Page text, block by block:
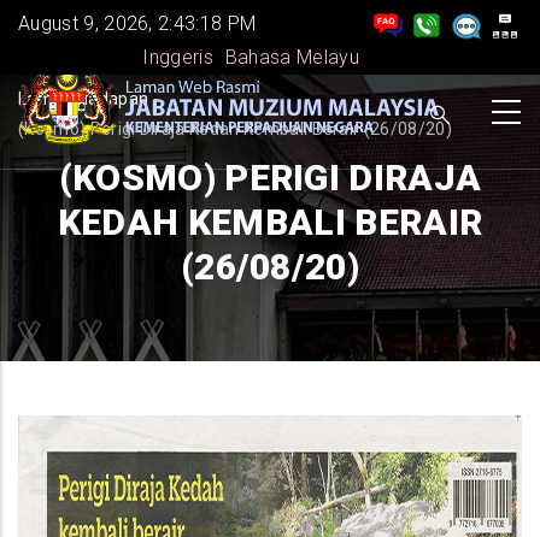
Skip
main
content
August 9, 2026, 2:43:18 PM
Inggeris
Bahasa Melayu
BREADCRUMB
Laman Hadapan -
(Kosmo) Perigi Diraja Kedah Kembali Berair (26/08/20)
(KOSMO) PERIGI DIRAJA
KEDAH KEMBALI BERAIR
(26/08/20)